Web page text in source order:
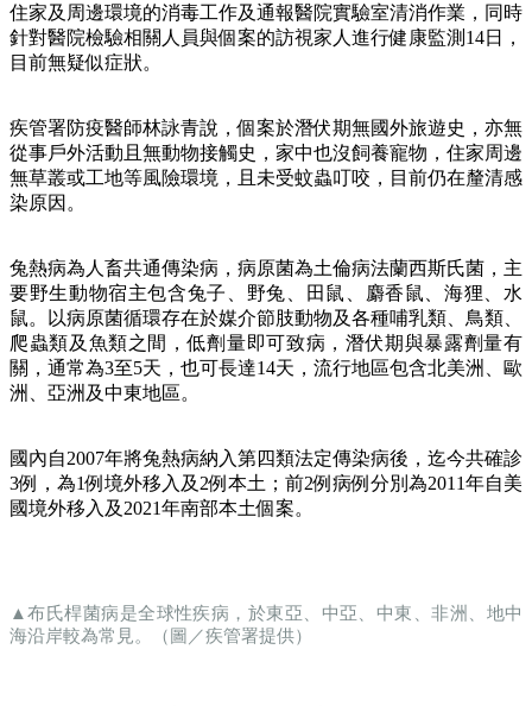
住家及周邊環境的消毒工作及通報醫院實驗室清消作業，同時
針對醫院檢驗相關人員與個案的訪視家人進行健康監測14日，
目前無疑似症狀。
疾管署防疫醫師林詠青說，個案於潛伏期無國外旅遊史，亦無
從事戶外活動且無動物接觸史，家中也沒飼養寵物，住家周邊
無草叢或工地等風險環境，且未受蚊蟲叮咬，目前仍在釐清感
染原因。
兔熱病為人畜共通傳染病，病原菌為土倫病法蘭西斯氏菌，主
要野生動物宿主包含兔子、野兔、田鼠、麝香鼠、海狸、水
鼠。以病原菌循環存在於媒介節肢動物及各種哺乳類、鳥類、
爬蟲類及魚類之間，低劑量即可致病，潛伏期與暴露劑量有
關，通常為3至5天，也可長達14天，流行地區包含北美洲、歐
洲、亞洲及中東地區。
國內自2007年將兔熱病納入第四類法定傳染病後，迄今共確診
3例，為1例境外移入及2例本土；前2例病例分別為2011年自美
國境外移入及2021年南部本土個案。
▲布氏桿菌病是全球性疾病，於東亞、中亞、中東、非洲、地中
海沿岸較為常見。（圖／疾管署提供）